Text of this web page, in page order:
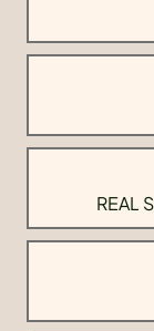
REAL